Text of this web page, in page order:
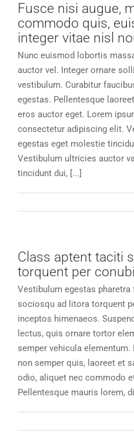
Fusce nisi augue,
commodo quis,
integer vitae nisl
Nunc euismod lobortis
auctor vel. Integer ornare
vestibulum. Curabitur
egestas. Pellentesque
eros auctor eget. Lorem
consectetur adipiscing elit.
egestas eget molestie
Vestibulum ultricies auctor
tincidunt dui, [...]
Class aptent taciti
torquent per
Vestibulum egestas
sociosqu ad litora torquent
inceptos himenaeos.
lectus, quis ornare tortor
semper vehicula
non semper quis, laoreet et
odio, aliquet nec commodo
Pellentesque mauris lorem,